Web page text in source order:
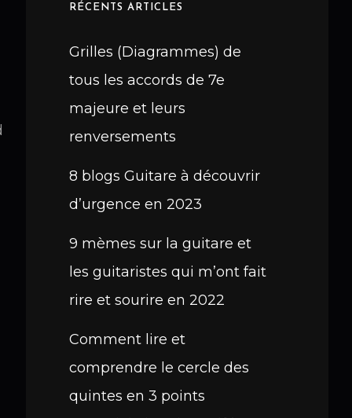
RÉCENTS ARTICLES
Grilles (Diagrammes) de
tous les accords de 7e
majeure et leurs
renversements
8 blogs Guitare à découvrir
d’urgence en 2023
9 mèmes sur la guitare et
les guitaristes qui m’ont fait
rire et sourire en 2022
Comment lire et
comprendre le cercle des
quintes en 3 points